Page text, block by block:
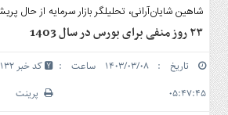
سرویس
ها
خانه
سرمایه
و
بورس
شاهین شایان‌آرانی، تحلیلگر بازار سرمایه از حال
۲۳ روز منفی برای بورس در سال 1403
تاریخ : ۱۴۰۳/۰۳/۰۸ ساعت :
۰۵:۴۷:۴۵
کد خبر 2132
پرینت